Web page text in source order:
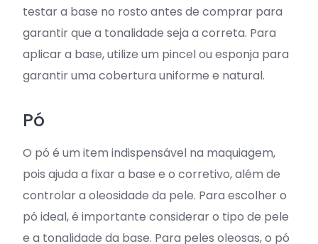
testar a base no rosto antes de comprar para
garantir que a tonalidade seja a correta. Para
aplicar a base, utilize um pincel ou esponja para
garantir uma cobertura uniforme e natural.
Pó
O pó é um item indispensável na maquiagem,
pois ajuda a fixar a base e o corretivo, além de
controlar a oleosidade da pele. Para escolher o
pó ideal, é importante considerar o tipo de pele
e a tonalidade da base. Para peles oleosas, o pó